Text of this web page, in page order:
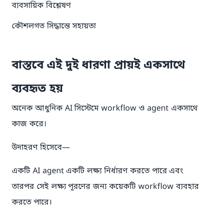
ব্যবসায়িক বিশ্লেষণ
কৌশলগত সিদ্ধান্তে সহায়তা
বাস্তবে এই দুই ধারণা প্রায়ই একসাথে
ব্যবহৃত হয়
অনেক আধুনিক AI সিস্টেমে workflow ও agent একসাথে
কাজ করে।
উদাহরণ হিসেবে—
একটি AI agent একটি লক্ষ্য নির্ধারণ করতে পারে এবং
তারপর সেই লক্ষ্য পূরণের জন্য কয়েকটি workflow ব্যবহার
করতে পারে।